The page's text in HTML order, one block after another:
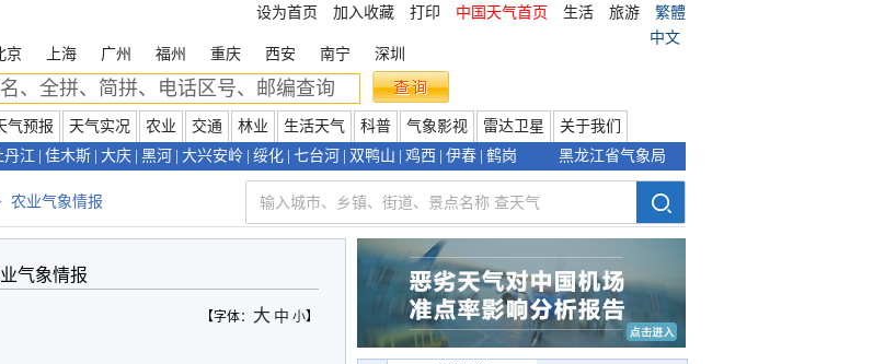
设为首页 加入收藏 打印 中国天气首页 生活 旅游
繁體
中文
京 上海 广州 福州 重庆 西安 南宁 深圳
气预报 天气实况 农业 交通 林业 生活天气 科普 气象影视 雷达卫星
关于我们
丹江 佳木斯 大庆 黑河 大兴安岭 绥化 七台河 双鸭山 鸡西 伊春 鹤岗 黑龙江省气象局
农业气象情报
气象情报
【字体： 大 中 小】